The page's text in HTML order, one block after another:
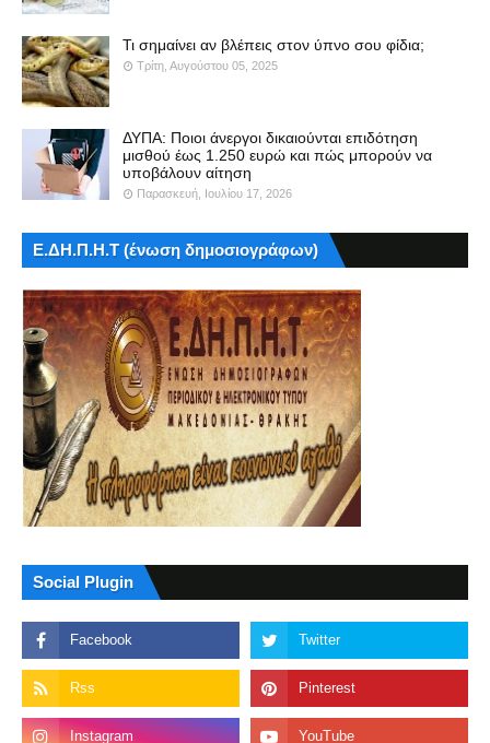
Τι σημαίνει αν βλέπεις στον ύπνο σου φίδια;
Τρίτη, Αυγούστου 05, 2025
ΔΥΠΑ: Ποιοι άνεργοι δικαιούνται επιδότηση
μισθού έως 1.250 ευρώ και πώς μπορούν να
υποβάλουν αίτηση
Παρασκευή, Ιουλίου 17, 2026
Ε.ΔΗ.Π.Η.Τ (ένωση δημοσιογράφων)
Social Plugin